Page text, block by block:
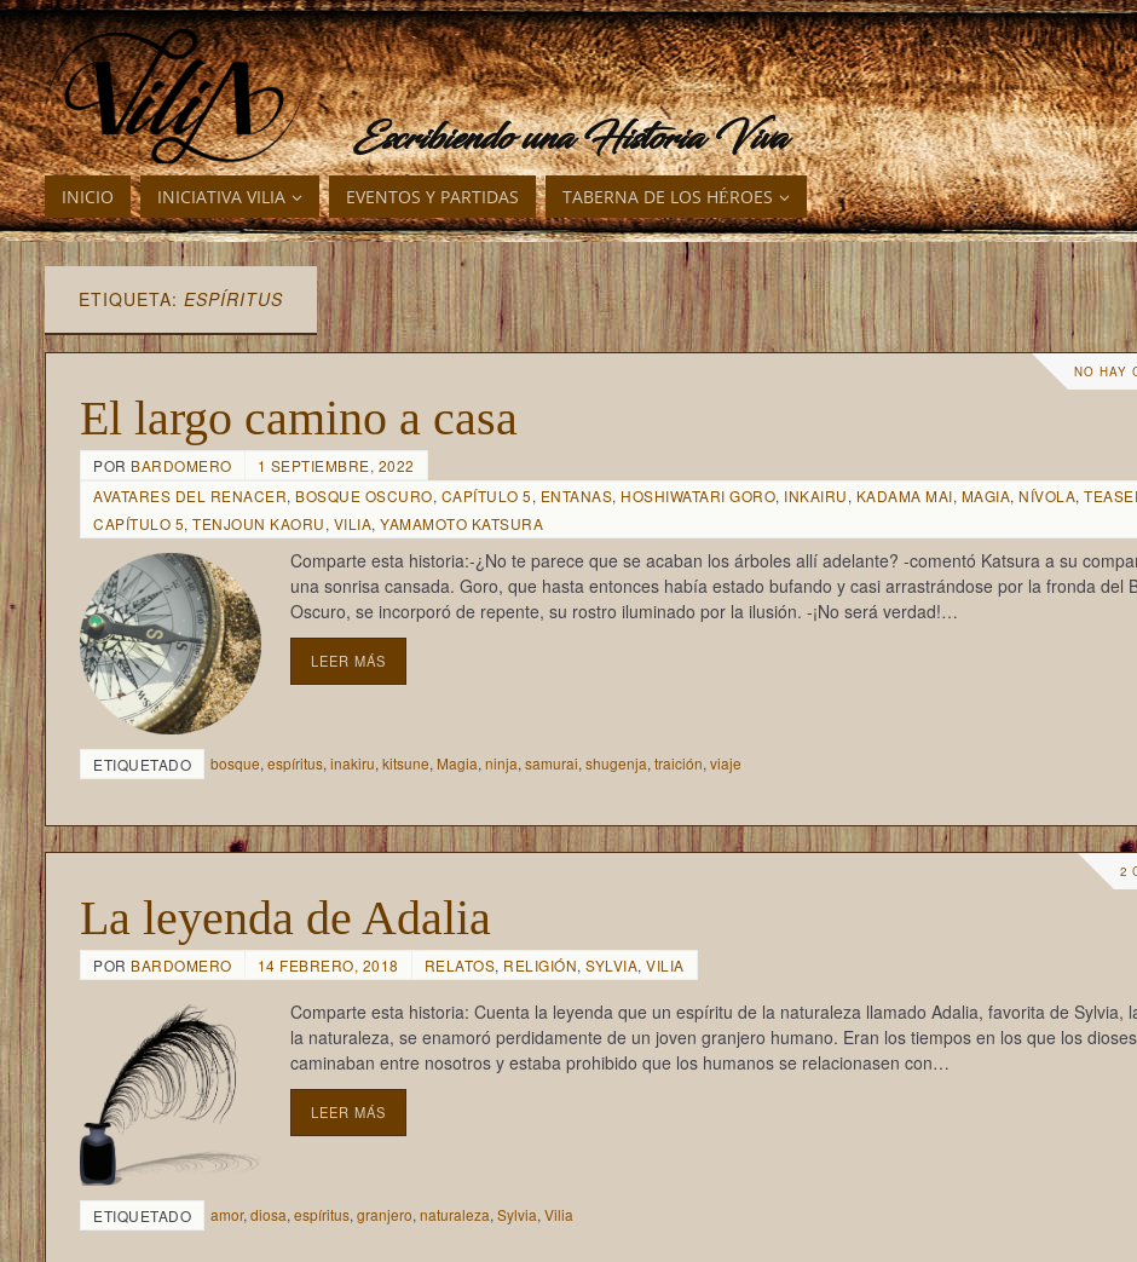
Escribiendo una Historia Viva
INICIO INICIATIVA VILIA EVENTOS Y PARTIDAS TABERNA DE LOS HÉROES
ETIQUETA: ESPÍRITUS
NO HAY
El largo camino a casa
POR BARDOMERO
1 SEPTIEMBRE, 2022
AVATARES DEL RENACER, BOSQUE OSCURO, CAPÍTULO 5, ENTANAS, HOSHIWATARI GORO, INKAIRU, KADAMA MAI, MAGIA, NÍVOLA,
CAPÍTULO 5, TENJOUN KAORU, VILIA, YAMAMOTO KATSURA
Comparte esta historia:-¿No te parece que se acaban los árboles allí adelante? -comentó Katsura a su
una sonrisa cansada. Goro, que hasta entonces había estado bufando y casi arrastrándose por la fronda del
Oscuro, se incorporó de repente, su rostro iluminado por la ilusión. -¡No será verdad!…
LEER MÁS
ETIQUETADO bosque, espíritus, inakiru, kitsune, Magia, ninja, samurai, shugenja, traición, viaje
2
La leyenda de Adalia
POR BARDOMERO 14 FEBRERO, 2018 RELATOS, RELIGIÓN, SYLVIA, VILIA
Comparte esta historia: Cuenta la leyenda que un espíritu de la naturaleza llamado Adalia, favorita de Sylvia,
la naturaleza, se enamoró perdidamente de un joven granjero humano. Eran los tiempos en los que los
caminaban entre nosotros y estaba prohibido que los humanos se relacionasen con…
LEER MÁS
ETIQUETADO amor, diosa, espíritus, granjero, naturaleza, Sylvia, Vilia